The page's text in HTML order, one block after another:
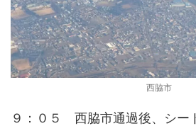
西脇市
９：０５ 西脇市通過後、シー